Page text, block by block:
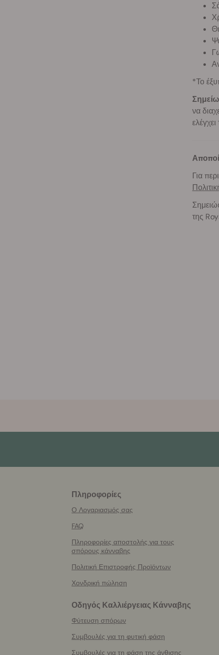
*Το
να
Για
της
Πληροφορίες
Ο Λογαριασμός σας
FAQ
Πληροφορίες αποστολής για τους
σπόρους κάνναβης
Πολιτική Επιστροφής Προϊόντων
Χονδρική πώληση
Οδηγός Καλλιέργειας Κάνναβης
Φύτευση σπόρων
Συμβουλές για τη φυτική φάση
Συμβουλές για τη φάση της άνθισης